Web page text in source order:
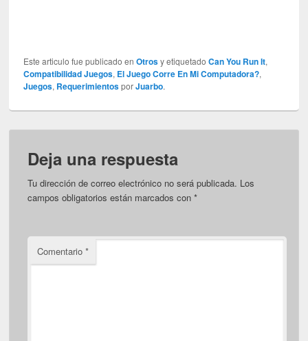
Este articulo fue publicado enOtrosy etiquetadoCan You Run It,
Compatibilidad Juegos, El Juego Corre En Mi Computadora?,
Juegos, RequerimientosporJuarbo.
Deja una respuesta
Tu dirección de correo electrónico no será publicada. Los
campos obligatorios están marcados con*
Comentario*